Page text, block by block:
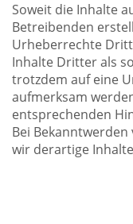
Soweit die Inhalte
Betreibenden
Urheberrechte
Inhalte Dritter als
trotzdem auf eine
aufmerksam
entsprechenden
Bei
wir derartige